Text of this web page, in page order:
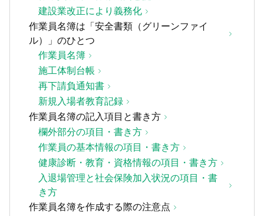
建設業改正により義務化
作業員名簿は「安全書類（グリーンファイ
ル）」のひとつ
作業員名簿
施工体制台帳
再下請負通知書
新規入場者教育記録
作業員名簿の記入項目と書き方
欄外部分の項目・書き方
作業員の基本情報の項目・書き方
健康診断・教育・資格情報の項目・書き方
入退場管理と社会保険加入状況の項目・書
き方
作業員名簿を作成する際の注意点